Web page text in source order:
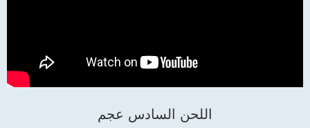
اللحن السادس عجم